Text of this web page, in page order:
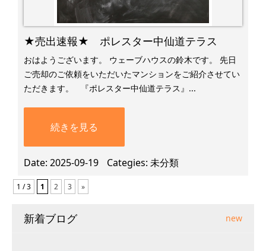
★売出速報★ ポレスター中仙道テラス
おはようございます。 ウェーブハウスの鈴木です。 先日
ご売却のご依頼をいただいたマンションをご紹介させてい
ただきます。 ​ ​ 『ポレスター中仙道テラス』...
続きを見る
Date 2025-09-19 Categies 未分類
1 / 3 1 2 3 »
新着ブログ new